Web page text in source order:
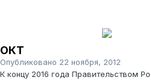
ОКТ
Опубликовано 22 ноября, 2012
К концу 2016 года Правительством